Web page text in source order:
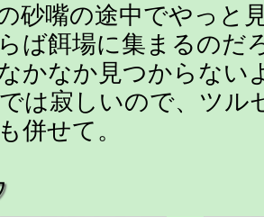
砂嘴の途中でやっと
ば餌場に集まるのだ
かなか見つからない
は寂しいので、ツル
併せて。